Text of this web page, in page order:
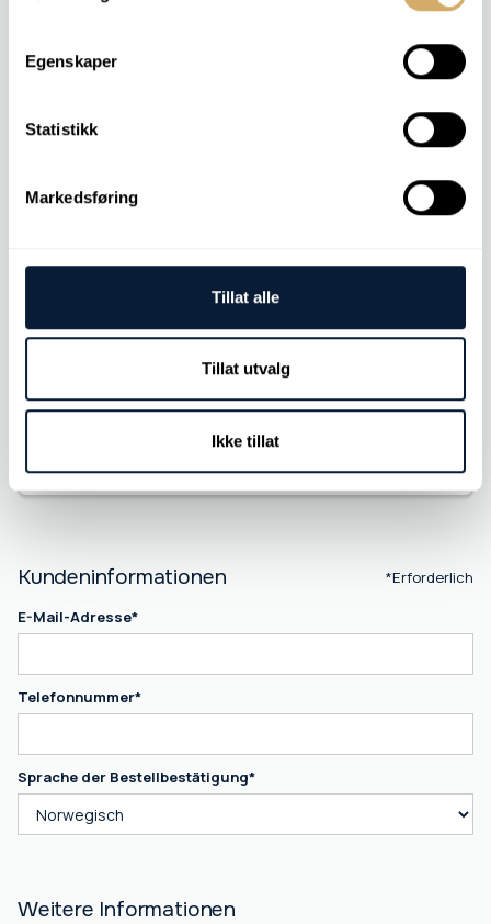
Egenskaper
Statistikk
Markedsføring
Tillat alle
Tillat utvalg
Ikke tillat
Schlauch (pro Meter)
Ein Blatt enthält 10 Etiketten.
der Kundennummer zugeordnet sind.
Kundeninformationen
*Erforderlich
E-Mail-Adresse*
Telefonnummer*
Sprache der Bestellbestätigung*
Weitere Informationen